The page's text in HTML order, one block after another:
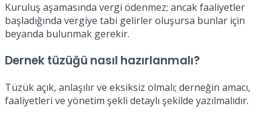
Kuruluş aşamasında vergi ödenmez; ancak faaliyetler
başladığında vergiye tabi gelirler oluşursa bunlar için
beyanda bulunmak gerekir.
Dernek tüzüğü nasıl hazırlanmalı?
Tüzük açık, anlaşılır ve eksiksiz olmalı; derneğin amacı,
faaliyetleri ve yönetim şekli detaylı şekilde yazılmalıdır.